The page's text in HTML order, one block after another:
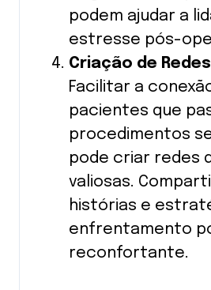
podem ajudar a
estresse pós-
Criação de
Facilitar a
pacientes que
procedimentos
pode criar redes
valiosas.
histórias e
enfrentamento
reconfortante.